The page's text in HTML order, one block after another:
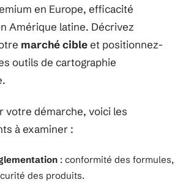
en Europe, efficacité
Amérique latine. Décrivez
marché cibleet positionnez-
outils de cartographie
votre démarche, voici les
à examiner :
: conformité des formules,
des produits.